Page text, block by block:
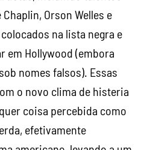
o novo clima de histeria
coisa percebida como
efetivamente
americano, levando a um
criativa e comercial.
essas derrotas e pelo
e morreu com um